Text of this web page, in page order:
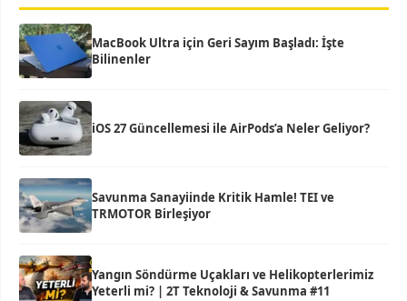
MacBook Ultra için Geri Sayım Başladı: İşte
Bilinenler
iOS 27 Güncellemesi ile AirPods’a Neler Geliyor?
Savunma Sanayiinde Kritik Hamle! TEI ve
TRMOTOR Birleşiyor
Yangın Söndürme Uçakları ve Helikopterlerimiz
Yeterli mi? | 2T Teknoloji & Savunma #11